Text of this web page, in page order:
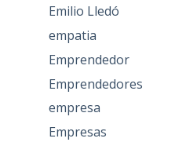
Emilio Lledó
empatia
Emprendedor
Emprendedores
empresa
Empresas